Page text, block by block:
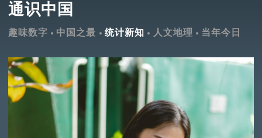
通识中国
趣味数字 中国之最 统计新知 人文地理 当年今日